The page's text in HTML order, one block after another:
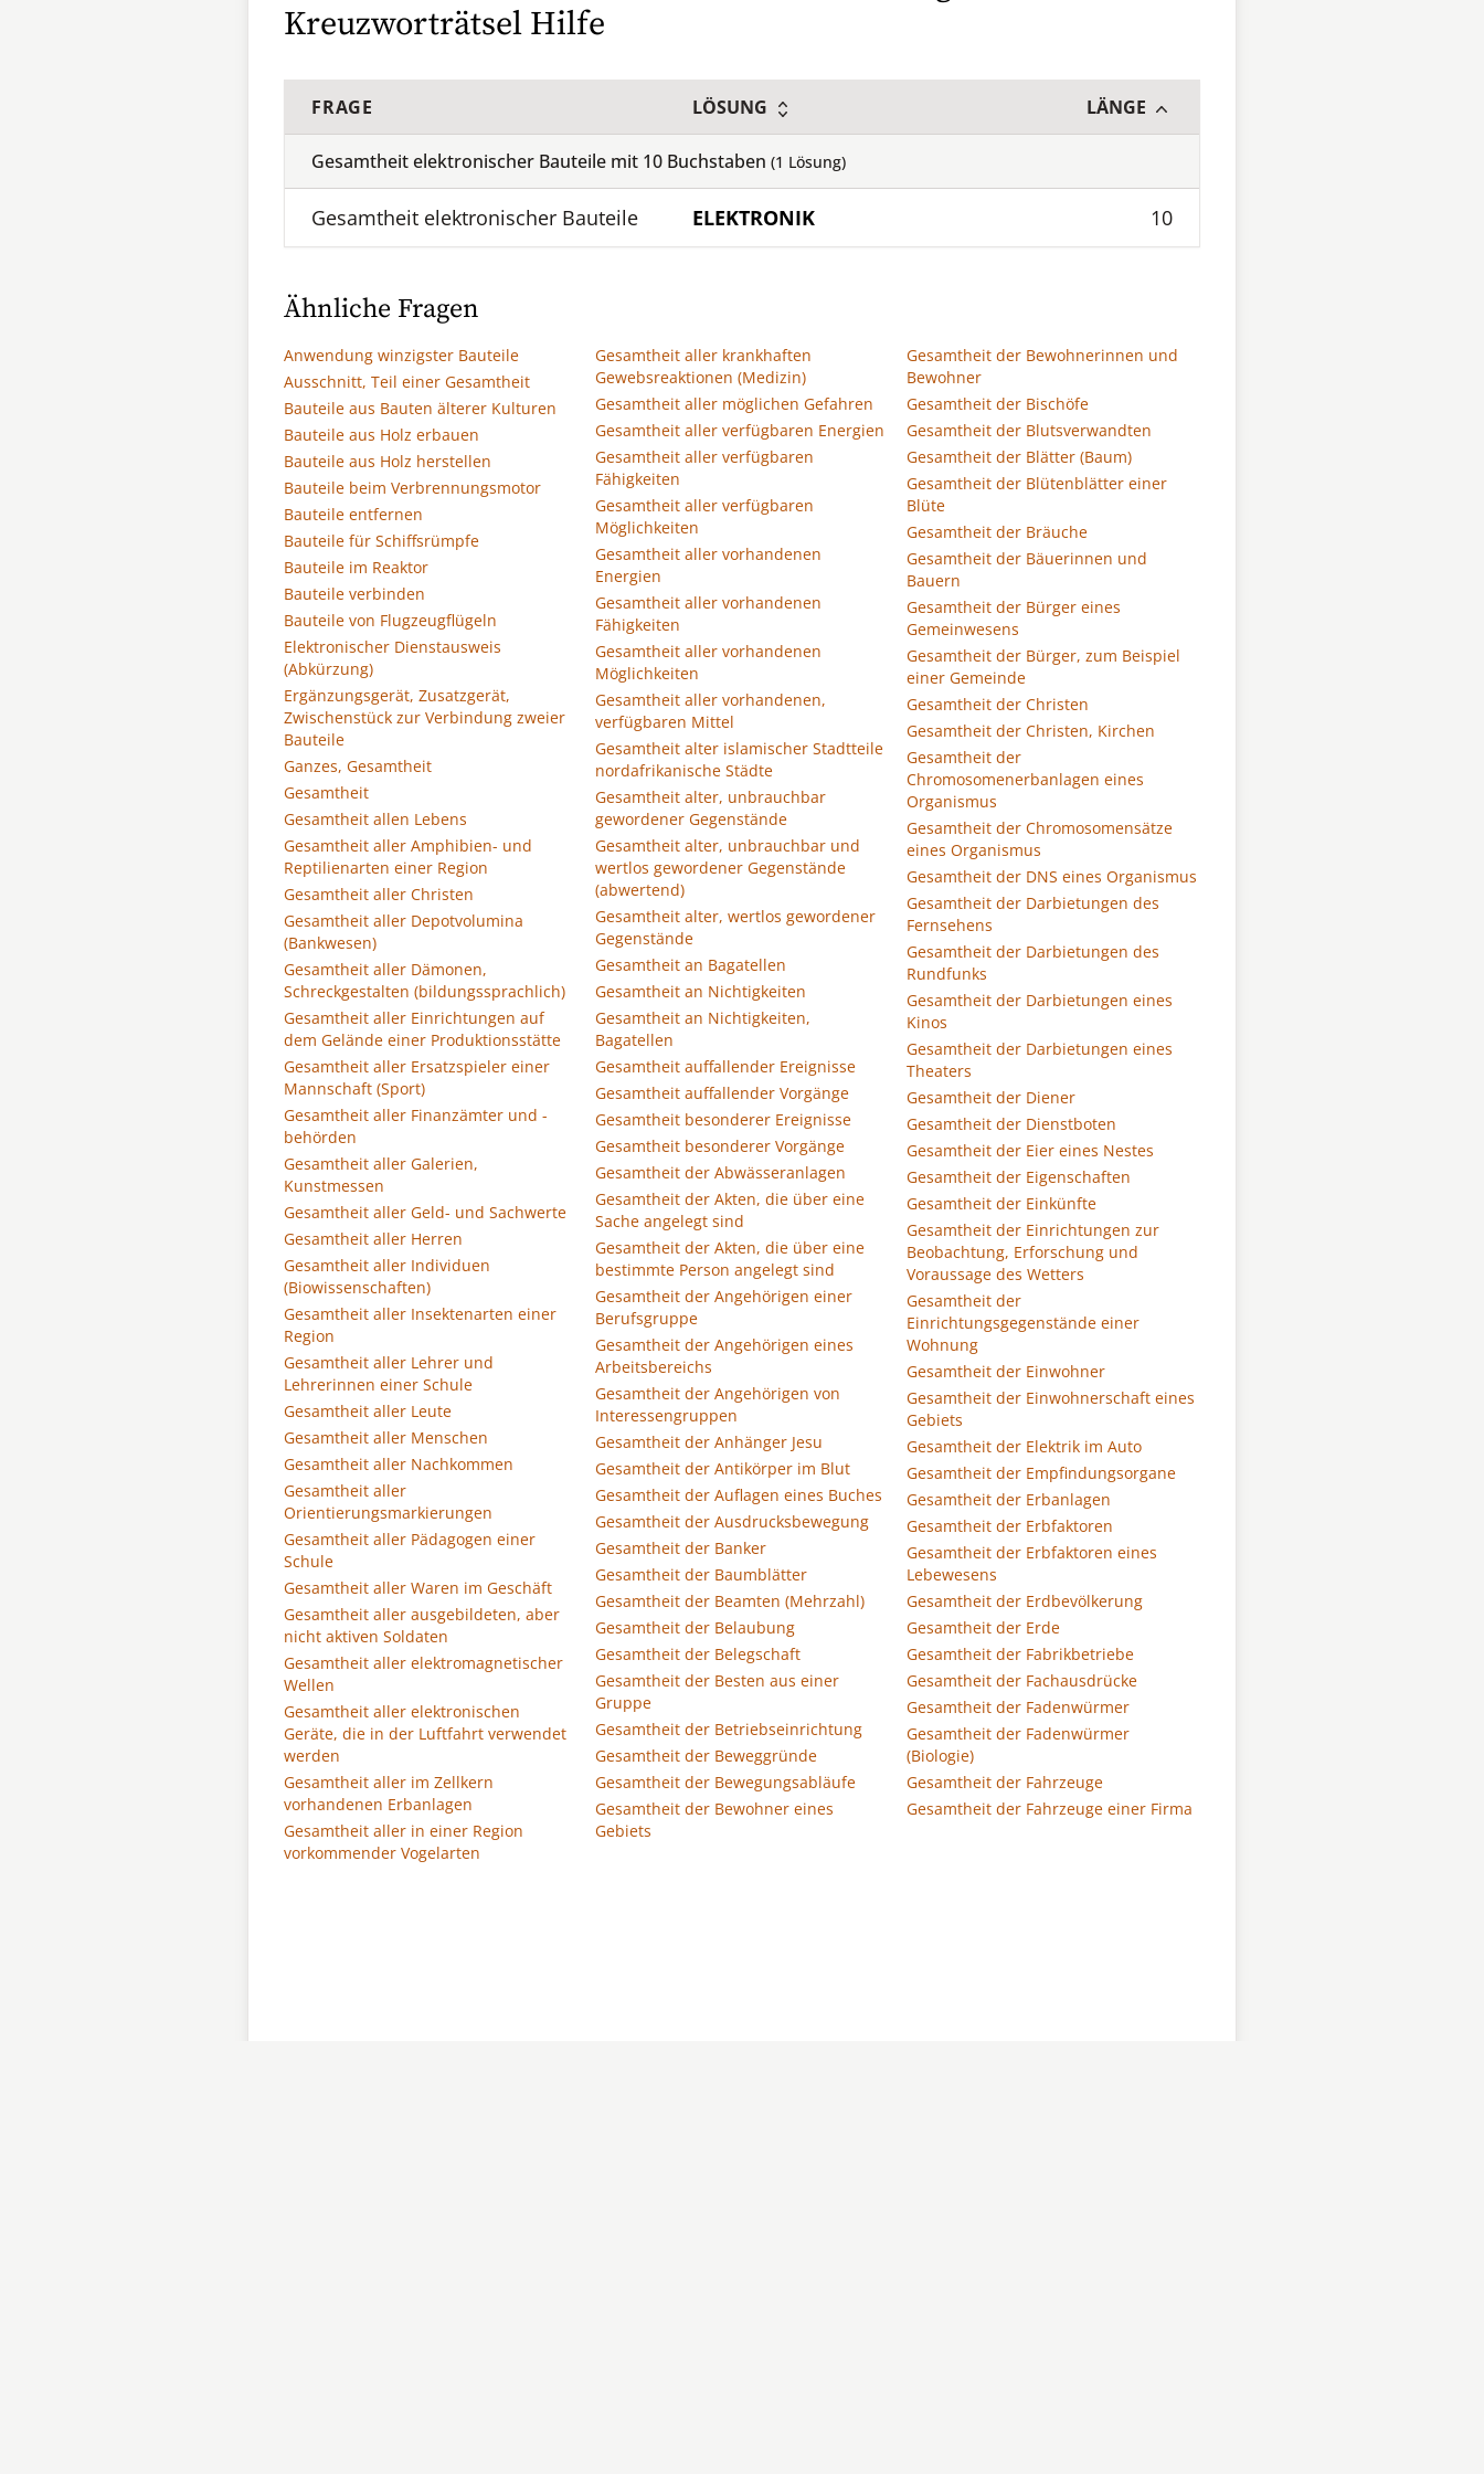
Kreuzworträtsel Hilfe
FRAGE LÖSUNG LÄNGE
Gesamtheit elektronischer Bauteile mit 10 Buchstaben (1 Lösung)
Gesamtheit elektronischer Bauteile ELEKTRONIK 10
Ähnliche Fragen
Anwendung winzigster Bauteile
Ausschnitt, Teil einer Gesamtheit
Bauteile aus Bauten älterer Kulturen
Bauteile aus Holz erbauen
Bauteile aus Holz herstellen
Bauteile beim Verbrennungsmotor
Bauteile entfernen
Bauteile für Schiffsrümpfe
Bauteile im Reaktor
Bauteile verbinden
Bauteile von Flugzeugflügeln
Elektronischer Dienstausweis
(Abkürzung)
Ergänzungsgerät, Zusatzgerät,
Zwischenstück zur Verbindung zweier
Bauteile
Ganzes, Gesamtheit
Gesamtheit
Gesamtheit allen Lebens
Gesamtheit aller Amphibien- und
Reptilienarten einer Region
Gesamtheit aller Christen
Gesamtheit aller Depotvolumina
(Bankwesen)
Gesamtheit aller Dämonen,
Schreckgestalten (bildungssprachlich)
Gesamtheit aller Einrichtungen auf
dem Gelände einer Produktionsstätte
Gesamtheit aller Ersatzspieler einer
Mannschaft (Sport)
Gesamtheit aller Finanzämter und -
behörden
Gesamtheit aller Galerien,
Kunstmessen
Gesamtheit aller Geld- und Sachwerte
Gesamtheit aller Herren
Gesamtheit aller Individuen
(Biowissenschaften)
Gesamtheit aller Insektenarten einer
Region
Gesamtheit aller Lehrer und
Lehrerinnen einer Schule
Gesamtheit aller Leute
Gesamtheit aller Menschen
Gesamtheit aller Nachkommen
Gesamtheit aller
Orientierungsmarkierungen
Gesamtheit aller Pädagogen einer
Schule
Gesamtheit aller Waren im Geschäft
Gesamtheit aller ausgebildeten, aber
nicht aktiven Soldaten
Gesamtheit aller elektromagnetischer
Wellen
Gesamtheit aller elektronischen
Geräte, die in der Luftfahrt verwendet
werden
Gesamtheit aller im Zellkern
vorhandenen Erbanlagen
Gesamtheit aller in einer Region
vorkommender Vogelarten
Gesamtheit aller krankhaften
Gewebsreaktionen (Medizin)
Gesamtheit aller möglichen Gefahren
Gesamtheit aller verfügbaren Energien
Gesamtheit aller verfügbaren
Fähigkeiten
Gesamtheit aller verfügbaren
Möglichkeiten
Gesamtheit aller vorhandenen
Energien
Gesamtheit aller vorhandenen
Fähigkeiten
Gesamtheit aller vorhandenen
Möglichkeiten
Gesamtheit aller vorhandenen,
verfügbaren Mittel
Gesamtheit alter islamischer Stadtteile
nordafrikanische Städte
Gesamtheit alter, unbrauchbar
gewordener Gegenstände
Gesamtheit alter, unbrauchbar und
wertlos gewordener Gegenstände
(abwertend)
Gesamtheit alter, wertlos gewordener
Gegenstände
Gesamtheit an Bagatellen
Gesamtheit an Nichtigkeiten
Gesamtheit an Nichtigkeiten,
Bagatellen
Gesamtheit auffallender Ereignisse
Gesamtheit auffallender Vorgänge
Gesamtheit besonderer Ereignisse
Gesamtheit besonderer Vorgänge
Gesamtheit der Abwässeranlagen
Gesamtheit der Akten, die über eine
Sache angelegt sind
Gesamtheit der Akten, die über eine
bestimmte Person angelegt sind
Gesamtheit der Angehörigen einer
Berufsgruppe
Gesamtheit der Angehörigen eines
Arbeitsbereichs
Gesamtheit der Angehörigen von
Interessengruppen
Gesamtheit der Anhänger Jesu
Gesamtheit der Antikörper im Blut
Gesamtheit der Auflagen eines Buches
Gesamtheit der Ausdrucksbewegung
Gesamtheit der Banker
Gesamtheit der Baumblätter
Gesamtheit der Beamten (Mehrzahl)
Gesamtheit der Belaubung
Gesamtheit der Belegschaft
Gesamtheit der Besten aus einer
Gruppe
Gesamtheit der Betriebseinrichtung
Gesamtheit der Beweggründe
Gesamtheit der Bewegungsabläufe
Gesamtheit der Bewohner eines
Gebiets
Gesamtheit der Bewohnerinnen und
Bewohner
Gesamtheit der Bischöfe
Gesamtheit der Blutsverwandten
Gesamtheit der Blätter (Baum)
Gesamtheit der Blütenblätter einer
Blüte
Gesamtheit der Bräuche
Gesamtheit der Bäuerinnen und
Bauern
Gesamtheit der Bürger eines
Gemeinwesens
Gesamtheit der Bürger, zum Beispiel
einer Gemeinde
Gesamtheit der Christen
Gesamtheit der Christen, Kirchen
Gesamtheit der
Chromosomenerbanlagen eines
Organismus
Gesamtheit der Chromosomensätze
eines Organismus
Gesamtheit der DNS eines Organismus
Gesamtheit der Darbietungen des
Fernsehens
Gesamtheit der Darbietungen des
Rundfunks
Gesamtheit der Darbietungen eines
Kinos
Gesamtheit der Darbietungen eines
Theaters
Gesamtheit der Diener
Gesamtheit der Dienstboten
Gesamtheit der Eier eines Nestes
Gesamtheit der Eigenschaften
Gesamtheit der Einkünfte
Gesamtheit der Einrichtungen zur
Beobachtung, Erforschung und
Voraussage des Wetters
Gesamtheit der
Einrichtungsgegenstände einer
Wohnung
Gesamtheit der Einwohner
Gesamtheit der Einwohnerschaft eines
Gebiets
Gesamtheit der Elektrik im Auto
Gesamtheit der Empfindungsorgane
Gesamtheit der Erbanlagen
Gesamtheit der Erbfaktoren
Gesamtheit der Erbfaktoren eines
Lebewesens
Gesamtheit der Erdbevölkerung
Gesamtheit der Erde
Gesamtheit der Fabrikbetriebe
Gesamtheit der Fachausdrücke
Gesamtheit der Fadenwürmer
Gesamtheit der Fadenwürmer
(Biologie)
Gesamtheit der Fahrzeuge
Gesamtheit der Fahrzeuge einer Firma